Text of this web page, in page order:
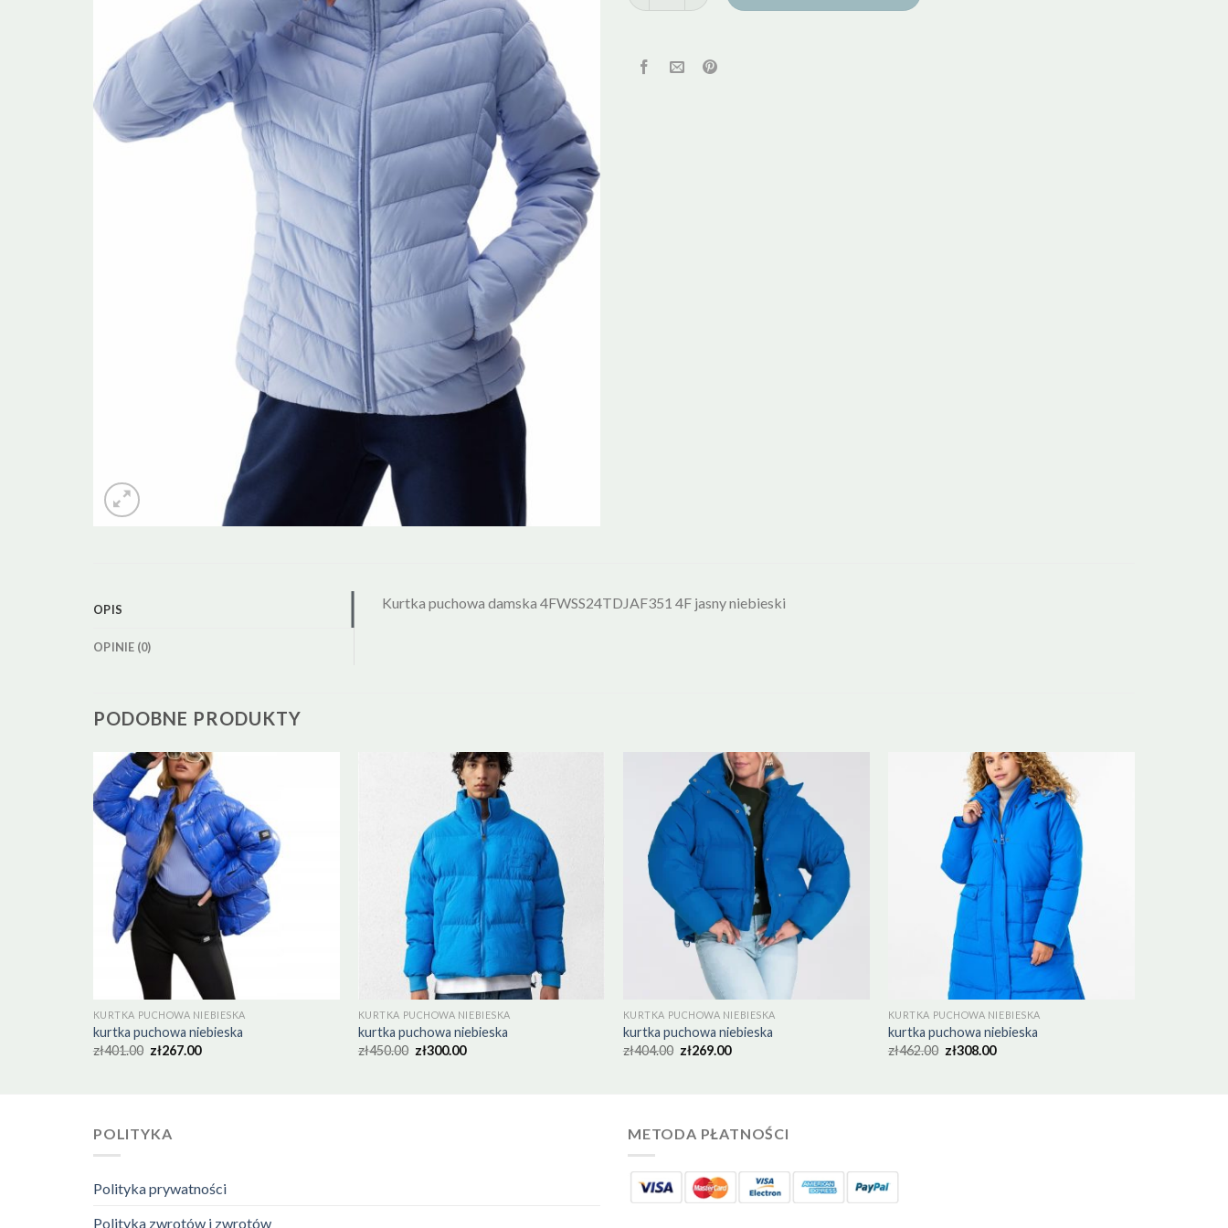
OPIS
OPINIE (0)
Kurtka puchowa damska 4FWSS24TDJAF351 4F jasny niebieski
PODOBNE PRODUKTY
KURTKA PUCHOWA NIEBIESKA
kurtka puchowa niebieska
zł401.00 zł267.00
KURTKA PUCHOWA NIEBIESKA
kurtka puchowa niebieska
zł450.00 zł300.00
KURTKA PUCHOWA NIEBIESKA
kurtka puchowa niebieska
zł404.00 zł269.00
KURTKA PUCHOWA NIEBIESKA
kurtka puchowa niebieska
zł462.00 zł308.00
POLITYKA
Polityka prywatności
Polityka zwrotów i zwrotów
METODA PŁATNOŚCI